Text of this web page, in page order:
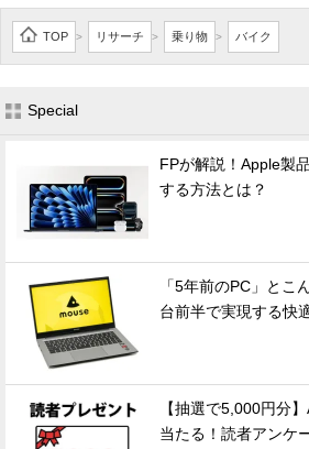
TOP > リサーチ > 乗り物 > バイク
Special
FPが解説！Apple製
する方法とは？
「5年前のPC」とこ
台前半で実現する快
【抽選で5,000円分
当たる！読者アンケ